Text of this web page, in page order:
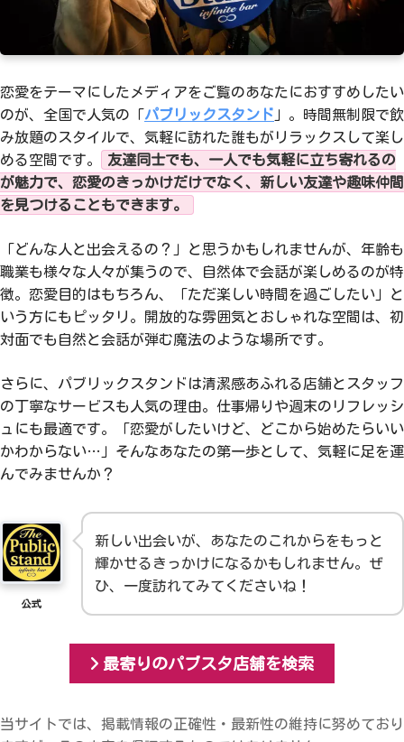
恋愛をテーマにしたメディアをご覧のあなたにおすすめしたい
のが、全国で人気の「パブリックスタンド 」。時間無制限で飲
み放題のスタイルで、気軽に訪れた誰もがリラックスして楽し
める空間です。
友達同士でも、一人でも気軽に立ち寄れるの
が魅力で、恋愛のきっかけだけでなく、新しい友達や趣味仲間
を見つけることもできます。
「どんな人と出会えるの？」と思うかもしれませんが、年齢も
職業も様々な人々が集うので、自然体で会話が楽しめるのが特
徴。恋愛目的はもちろん、「ただ楽しい時間を過ごしたい」と
いう方にもピッタリ。開放的な雰囲気とおしゃれな空間は、初
対面でも自然と会話が弾む魔法のような場所です。
さらに、パブリックスタンドは清潔感あふれる店舗とスタッフ
の丁寧なサービスも人気の理由。仕事帰りや週末のリフレッシ
ュにも最適です。「恋愛がしたいけど、どこから始めたらいい
かわからない…」そんなあなたの第一歩として、気軽に足を運
んでみませんか？
公式
新しい出会いが、あなたのこれからをもっと
輝かせるきっかけになるかもしれません。ぜ
ひ、一度訪れてみてくださいね！
最寄りのパブスタ店舗を検索
当サイトでは、掲載情報の正確性・最新性の維持に努めており